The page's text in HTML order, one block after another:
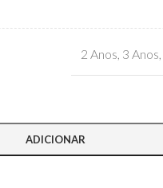
2 Anos 3 Anos
ADICIONAR